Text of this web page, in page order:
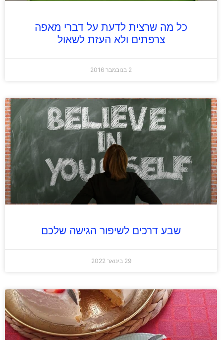
כל מה שרצית לדעת על דברי מאפה
צרפתים ולא העזת לשאול
2 בנובמבר 2016
שבע דרכים לשיפור הגישה שלכם
29 בינואר 2022